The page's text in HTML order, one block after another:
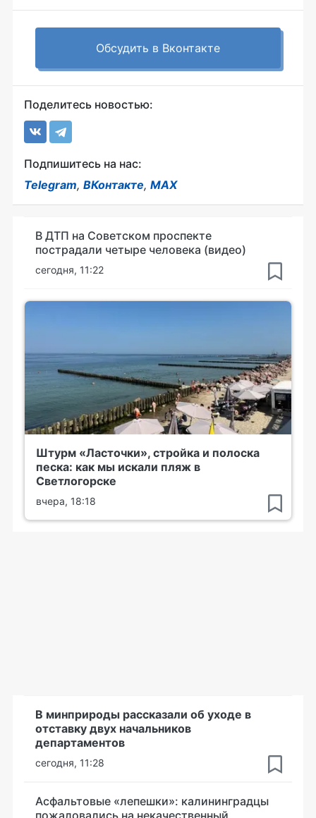
Обсудить в Вконтакте
Поделитесь новостью:
Подпишитесь на нас:
Telegram, ВКонтакте, MAX
В ДТП на Советском проспекте
пострадали четыре человека (видео)
сегодня, 11:22
Штурм «Ласточки», стройка и полоска
песка: как мы искали пляж в
Светлогорске
вчера, 18:18
В минприроды рассказали об уходе в
отставку двух начальников
департаментов
сегодня, 11:28
Асфальтовые «лепешки»: калининградцы
пожаловались на некачественный